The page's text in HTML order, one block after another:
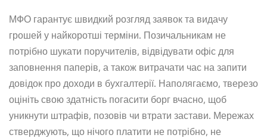
МФО гарантує швидкий розгляд заявок та видачу
грошей у найкоротші терміни. Позичальникам не
потрібно шукати поручителів, відвідувати офіс для
заповнення паперів, а також витрачати час на запити
довідок про доходи в бухгалтерії. Наполягаємо, тверезо
оцініть свою здатність погасити борг вчасно, щоб
уникнути штрафів, позовів чи втрати застави. Мережах
стверджують, що нічого платити не потрібно, не